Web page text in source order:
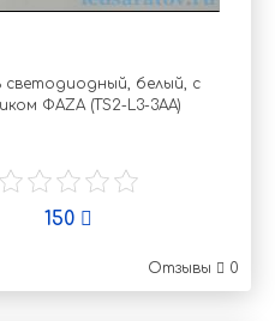
белый, с
ФАZА (TS2-L3-3AA)
150
Отзывы 0